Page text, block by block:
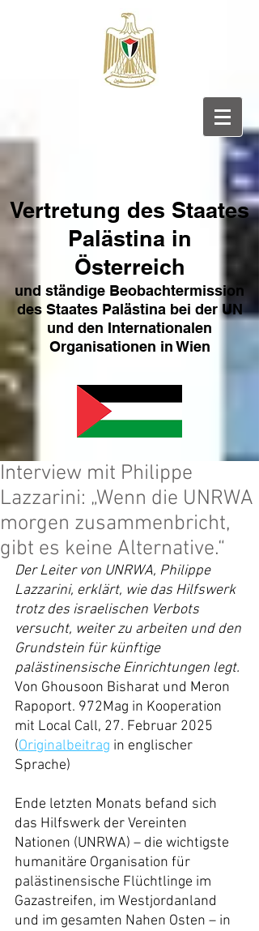
Vertretung des Staates
Palästina in
Österreich
und ständige Beobachtermission
des Staates Palästina bei der UN
und den Internationalen
Organisationen in Wien
Interview mit Philippe
Lazzarini: „Wenn die UNRWA
morgen zusammenbricht,
gibt es keine Alternative.“
Der Leiter von UNRWA, Philippe
Lazzarini, erklärt, wie das Hilfswerk
trotz des israelischen Verbots
versucht, weiter zu arbeiten und den
Grundstein für künftige
palästinensische Einrichtungen legt.
Von Ghousoon Bisharat und Meron
Rapoport. 972Mag in Kooperation
mit Local Call, 27. Februar 2025
(Originalbeitrag in englischer
Sprache)
Ende letzten Monats befand sich
das Hilfswerk der Vereinten
Nationen (UNRWA) – die wichtigste
humanitäre Organisation für
palästinensische Flüchtlinge im
Gazastreifen, im Westjordanland
und im gesamten Nahen Osten – in